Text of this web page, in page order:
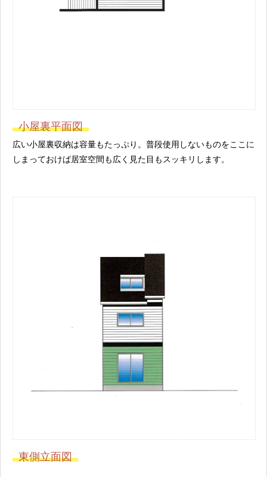
小屋裏平面図
広い小屋裏収納は容量もたっぷり。普段使用しないものをここに
しまっておけば居室空間も広く見た目もスッキリします。
東側立面図